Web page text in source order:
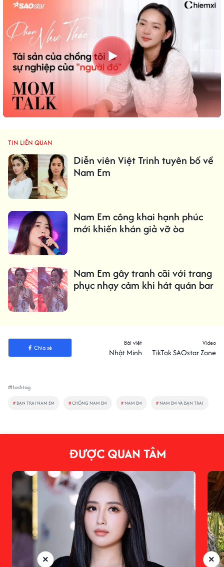
TIN LIÊN QUAN
Diễn viên Việt Trinh tuyên bố về
Nam Em
Nam Em công khai hạnh phúc
mới khiến khán giả vỡ òa
Nam Em gây tranh cãi với trang
phục nhạy cảm khi hát quán bar
Chia sẻ
Bài viết
Nhật Minh
Video
TikTok SAOstar Zone
#Hashtag
# BẠN TRAI NAM EM #CHỒNG NAM EM # NAM EM # NAM EM VÀ BẠN TRAI
ĐƯỢC QUAN TÂM
×
×